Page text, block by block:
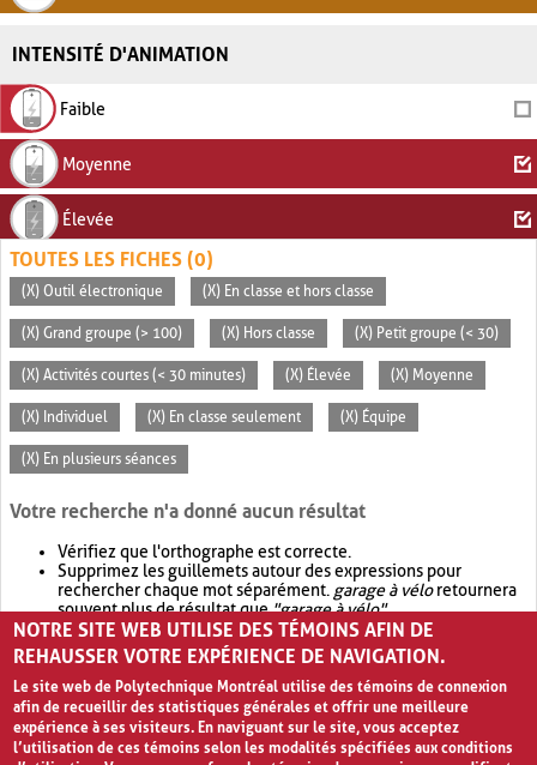
INTENSITÉ D'ANIMATION
Faible
Moyenne
Élevée
TOUTES LES FICHES (0)
(X) Outil électronique (X) En classe et hors classe
(X) Grand groupe (> 100) (X) Hors classe (X) Petit groupe (< 30)
(X) Activités courtes (< 30 minutes) (X) Élevée (X) Moyenne
(X) Individuel (X) En classe seulement (X) Équipe
(X) En plusieurs séances
Votre recherche n'a donné aucun résultat
Vérifiez que l'orthographe est correcte.
Supprimez les guillemets autour des expressions pour
rechercher chaque mot séparément. garage à véloretournera
souvent plus de résultat que"garage à vélo".
Envisagez d'élargir votre recherche avec OR.garage OR vélo
retournera souvent plus de résultat quegarage à vélo
NOTRE SITE WEB UTILISE DES TÉMOINS AFIN DE
REHAUSSER VOTRE EXPÉRIENCE DE NAVIGATION.
Le site web de Polytechnique Montréal utilise des témoins de connexion
afin de recueillir des statistiques générales et offrir une meilleure
expérience à ses visiteurs. En naviguant sur le site, vous acceptez
l’utilisation de ces témoins selon les modalités spécifiées aux conditions